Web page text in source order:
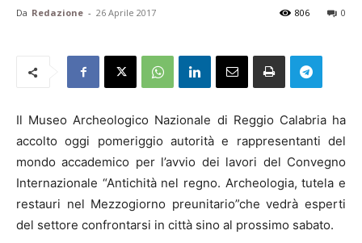
Da Redazione - 26 Aprile 2017 0
806
Il Museo Archeologico Nazionale di Reggio Calabria ha
accolto oggi pomeriggio autorità e rappresentanti del
mondo accademico per l’avvio dei lavori del Convegno
Internazionale “Antichità nel regno. Archeologia, tutela e
restauri nel Mezzogiorno preunitario”che vedrà esperti
del settore confrontarsi in città sino al prossimo sabato.